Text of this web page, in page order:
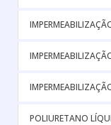
POLIURETANO